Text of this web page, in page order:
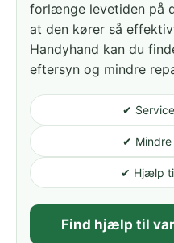
forlænge levetiden på
at den kører så
Handyhand kan du
eftersyn og mindre
✔
✔ Mindre
✔ Hjælp
Find hjælp til